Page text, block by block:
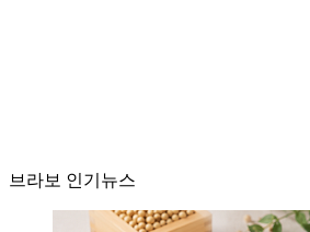
브라보 인기뉴스